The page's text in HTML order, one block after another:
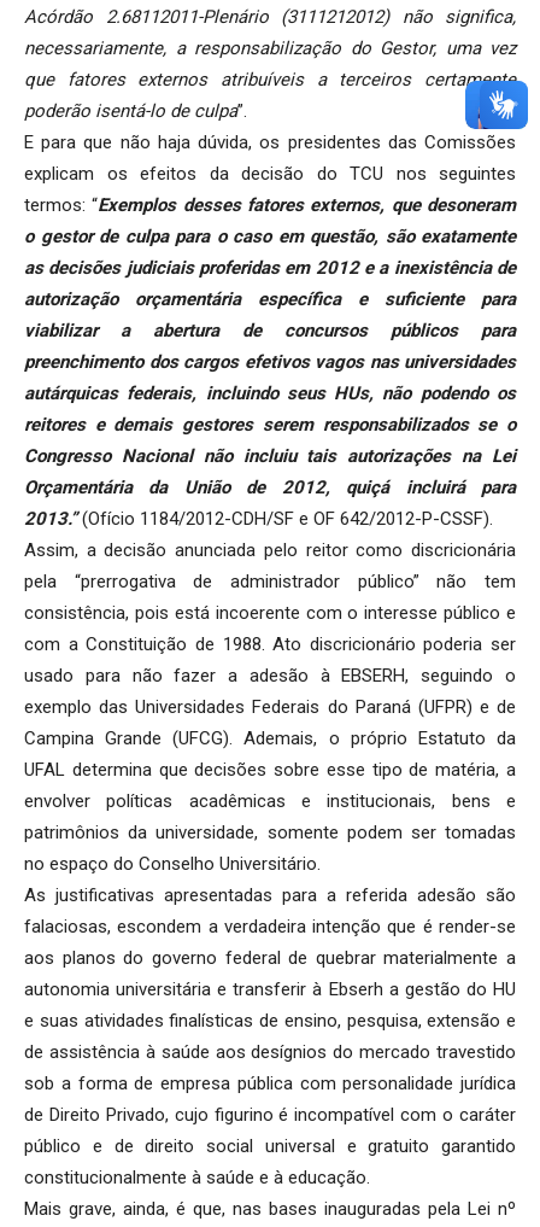
Acórdão 2.68112011-Plenário (3111212012) não significa,
necessariamente, a responsabilização do Gestor, uma vez
que fatores externos atribuíveis a terceiros certamente
poderão isentá-lo de culpa”.
E para que não haja dúvida, os presidentes das Comissões
explicam os efeitos da decisão do TCU nos seguintes
termos: “Exemplos desses fatores externos, que desoneram
o gestor de culpa para o caso em questão, são exatamente
as decisões judiciais proferidas em 2012 e a inexistência de
autorização orçamentária específica e suficiente para
viabilizar a abertura de concursos públicos para
preenchimento dos cargos efetivos vagos nas universidades
autárquicas federais, incluindo seus HUs, não podendo os
reitores e demais gestores serem responsabilizados se o
Congresso Nacional não incluiu tais autorizações na Lei
Orçamentária da União de 2012, quiçá incluirá para
2013.”(Ofício 1184/2012-CDH/SF e OF 642/2012-P-CSSF).
Assim, a decisão anunciada pelo reitor como discricionária
pela “prerrogativa de administrador público” não tem
consistência, pois está incoerente com o interesse público e
com a Constituição de 1988. Ato discricionário poderia ser
usado para não fazer a adesão à EBSERH, seguindo o
exemplo das Universidades Federais do Paraná (UFPR) e de
Campina Grande (UFCG). Ademais, o próprio Estatuto da
UFAL determina que decisões sobre esse tipo de matéria, a
envolver políticas acadêmicas e institucionais, bens e
patrimônios da universidade, somente podem ser tomadas
no espaço do Conselho Universitário.
As justificativas apresentadas para a referida adesão são
falaciosas, escondem a verdadeira intenção que é render-se
aos planos do governo federal de quebrar materialmente a
autonomia universitária e transferir à Ebserh a gestão do HU
e suas atividades finalísticas de ensino, pesquisa, extensão e
de assistência à saúde aos desígnios do mercado travestido
sob a forma de empresa pública com personalidade jurídica
de Direito Privado, cujo figurino é incompatível com o caráter
público e de direito social universal e gratuito garantido
constitucionalmente à saúde e à educação.
Mais grave, ainda, é que, nas bases inauguradas pela Lei nº